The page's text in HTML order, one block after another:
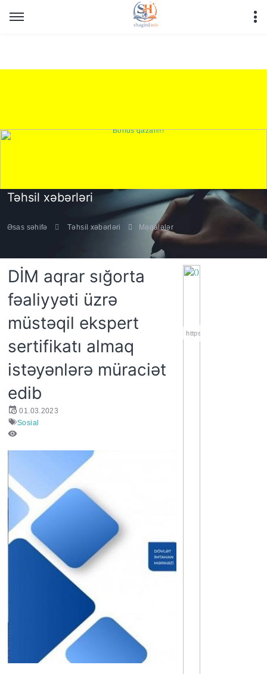
Warning
: Undefined array key "HTTP_REFERER" in
/home/shagirdinfo/public_html/articles/article_main_file.php
Təhsil xəbərləri
Əsas səhifə Təhsil xəbərləri Məqalələr
DİM aqrar sığorta
fəaliyyəti üzrə
müstəqil ekspert
sertifikatı almaq
istəyənlərə müraciət
edib
01.03.2023
Sosial
https://wa.me/